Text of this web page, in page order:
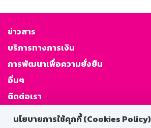
นโยบายการใช้คุกกี้ (Cookies Policy)
ข่าวสาร
บริการทางการเงิน
การพัฒนาเพื่อความยั่งยืน
อื่นๆ
ติดต่อเรา
GSB Society: